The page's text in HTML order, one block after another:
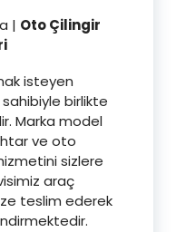
| Oto Çilingir
isteyen
birlikte
Marka model
ve oto
sizlere
araç
teslim ederek